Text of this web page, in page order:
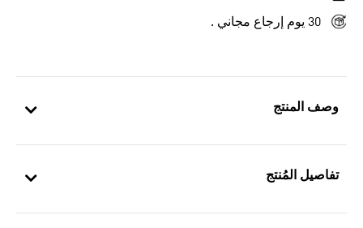
وصف المنتج
تفاصيل المُنتج